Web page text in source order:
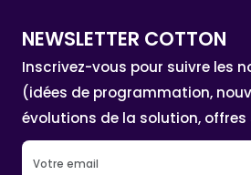
NEWSLETTER COTTON
Inscrivez-vous pour suivre les
(idées de programmation,
évolutions de la solution, offres